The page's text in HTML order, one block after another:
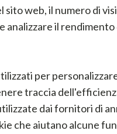
web, il numero di
il
per
traccia
dai fornitori di
che aiutano alcune